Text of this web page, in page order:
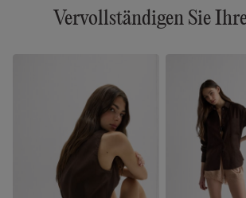
Vervollständigen Sie